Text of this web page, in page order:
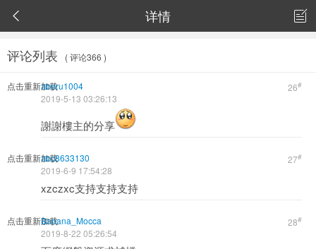
 详情 
评论列表 ( 评论366 )
点击重新加载 26#
aberu1004
2019-5-13 03:26:13
謝謝樓主的分享
点击重新加载 27#
abc8633130
2019-6-9 17:54:28
xzczxc支持支持支持
点击重新加载 28#
Banana_Mocca
2019-8-22 05:26:54